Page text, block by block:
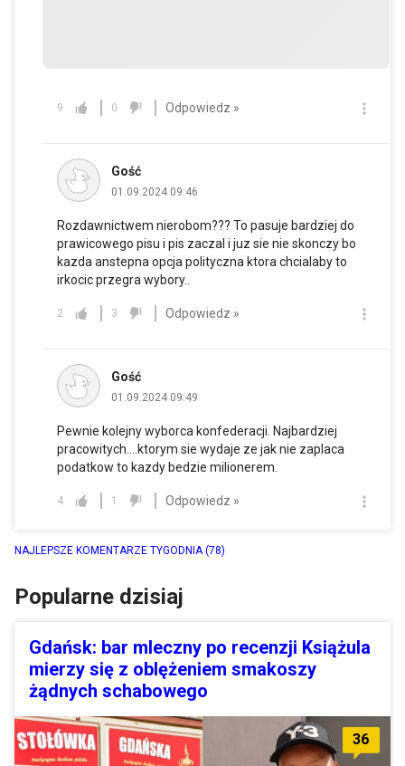
9 0 Odpowiedz »
Gość
01.09.2024 09:46
Rozdawnictwem nierobom??? To pasuje bardziej do
prawicowego pisu i pis zaczal i juz sie nie skonczy bo
kazda anstepna opcja polityczna ktora chcialaby to
irkocic przegra wybory..
2 3 Odpowiedz »
Gość
01.09.2024 09:49
Pewnie kolejny wyborca konfederacji. Najbardziej
pracowitych....ktorym sie wydaje ze jak nie zaplaca
podatkow to kazdy bedzie milionerem.
4 1 Odpowiedz »
NAJLEPSZE KOMENTARZE TYGODNIA(78)
Popularne dzisiaj
Gdańsk: bar mleczny po recenzji Książula
mierzy się z oblężeniem smakoszy
żądnych schabowego
36